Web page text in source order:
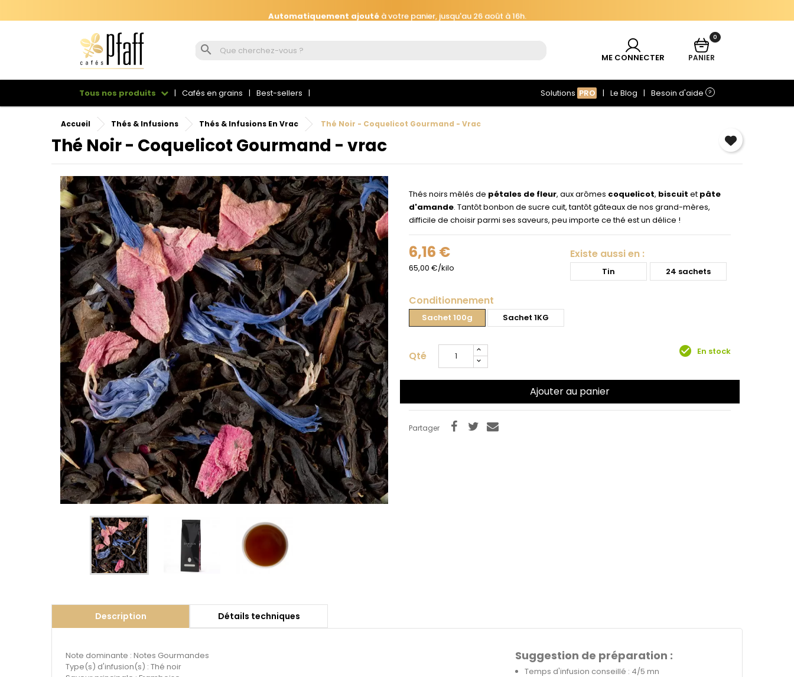
Automatiquement ajouté
à votre panier, jusqu'au 26 août à 16h.

ME CONNECTER
0
PANIER
Tous nos produits Cafés en grains Best-sellers Solutions PRO Le Blog Besoin d'aide ?
Accueil Thés & Infusions Thés & Infusions En Vrac Thé Noir - Coquelicot Gourmand - Vrac
Thé Noir - Coquelicot Gourmand - vrac
Thés noirs mêlés de pétales de fleur, aux arômes coquelicot, biscuit et pâte
d'amande. Tantôt bonbon de sucre cuit, tantôt gâteaux de nos grand-mères,
difficile de choisir parmi ses saveurs, peu importe ce thé est un délice !
6,16 €
65,00 €/kilo
Existe aussi en :
Tin 24 sachets
Conditionnement
Sachet 100g Sachet 1KG
Qté check_circle En stock
Ajouter au panier
Partager
Description Détails techniques
Note dominante : Notes Gourmandes
Type(s) d'infusion(s) : Thé noir
Suggestion de préparation :
Temps d'infusion conseillé : 4/5 mn
Se connecter ×
Vous devez être connecté pour enregistrer les produits de votre liste de
souhaits.
Annuler